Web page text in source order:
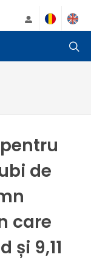
de
care
și 9,11